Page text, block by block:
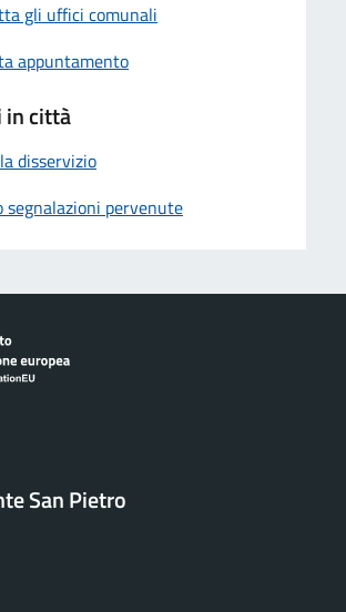
gli uffici comunali
appuntamento
in città
disservizio
segnalazioni pervenute
San Pietro